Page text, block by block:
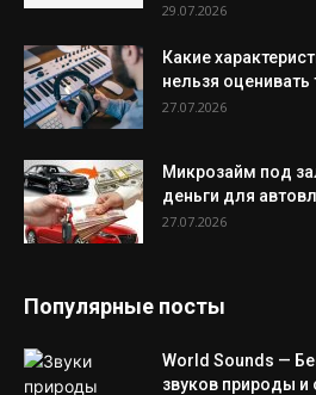
29.07.2026
Какие
нельзя
27.07.2026
Микрозайм под
деньги для
27.07.2026
Популярные посты
World Sounds —
звуков природы и